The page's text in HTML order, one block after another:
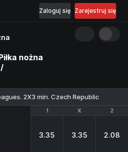
Zarejestruj się
Zaloguj się
nożna
2X3 min. Czech Republic
1 X 2
1 X 2
3.35 3.35 2.08